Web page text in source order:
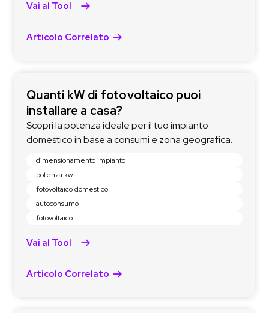
Vai al Tool
Articolo Correlato
Quanti kW di fotovoltaico puoi
installare a casa?
Scopri la potenza ideale per il tuo impianto
domestico in base a consumi e zona geografica.
dimensionamento impianto
potenza kw
fotovoltaico domestico
autoconsumo
fotovoltaico
Vai al Tool
Articolo Correlato